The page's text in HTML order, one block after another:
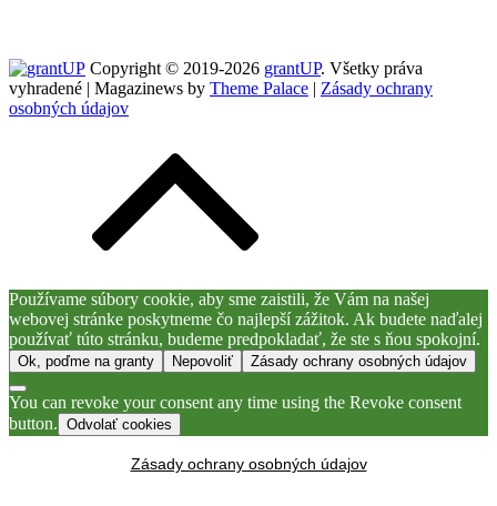
Copyright © 2019-2026 grantUP. Všetky práva
vyhradené | Magazinews by Theme Palace | Zásady ochrany
osobných údajov
Používame súbory cookie, aby sme zaistili, že Vám na našej
webovej stránke poskytneme čo najlepší zážitok. Ak budete naďalej
používať túto stránku, budeme predpokladať, že ste s ňou spokojní.
Ok, poďme na granty Nepovoliť Zásady ochrany osobných údajov
You can revoke your consent any time using the Revoke consent
button. Odvolať cookies
Zásady ochrany osobných údajov